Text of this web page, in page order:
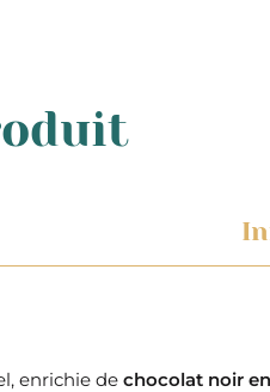
enrichie de chocolat noir